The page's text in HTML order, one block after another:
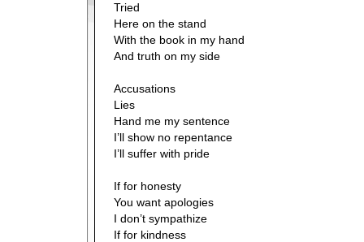
Tried
Here on the stand
With the book in my hand
And truth on my side
Accusations
Lies
Hand me my sentence
I’ll show no repentance
I’ll suffer with pride
If for honesty
You want apologies
I don’t sympathize
If for kindness